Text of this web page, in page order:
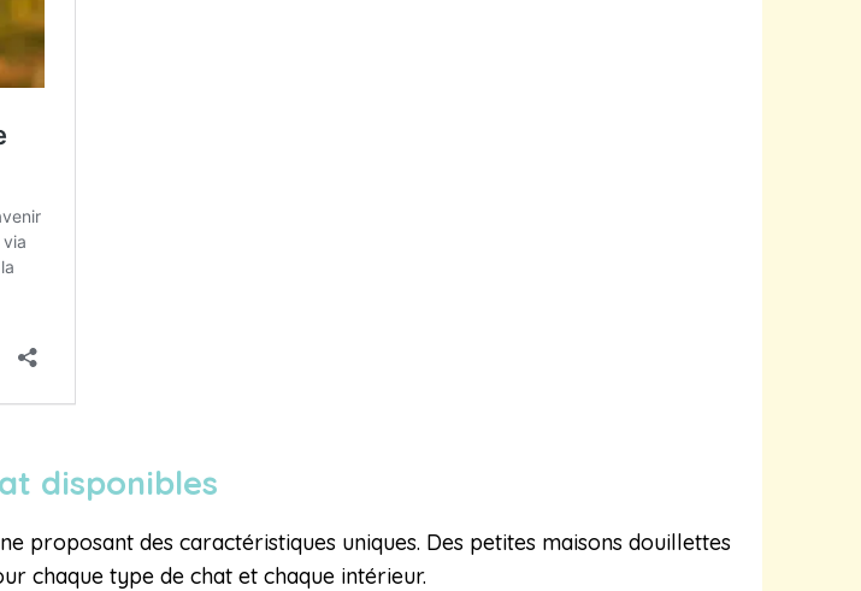
disponibles
proposant des caractéristiques uniques. Des petites maisons douillettes
chaque type de chat et chaque intérieur.